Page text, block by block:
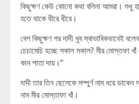
কিছুক্ষণ কেউ কোনো কথা বলিনা আমরা। শুধু
হতে থাকে ধীরে ধীরে।
বেশ কিছুক্ষণ পর দাদী খুব স্বাভাবিকভাবেই
চেচামেচি হচ্ছে সকাল সকাল? মীর মোস্তফা
কান পাতা দায়।”
দাদী তার তিন ছেলেকে সম্পুর্ণ নাম ধরে
নাম মীর মোস্তাফা খাঁ।